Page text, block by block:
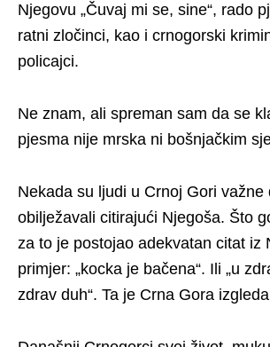
Njegovu „Čuvaj mi se, sine“, rado
ratni zločinci, kao i crnogorski
policajci.
Ne znam, ali spreman sam da se
pjesma nije mrska ni bošnjačkim
Nekada su ljudi u Crnoj Gori važne
obilježavali citirajući Njegoša. Što
za to je postojao adekvatan citat iz
primjer: „kocka je bačena“. Ili „u
zdrav duh“. Ta je Crna Gora